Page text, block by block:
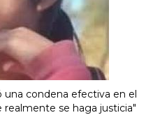
una condena efectiva en el
realmente se haga justicia"